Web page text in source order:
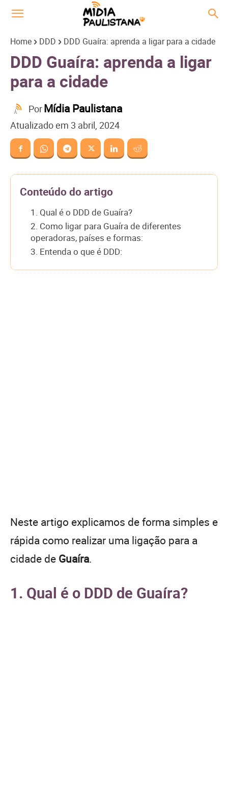
Home DDD DDD Guaíra: aprenda a ligar para a cidade
DDD Guaíra: aprenda a ligar
para a cidade
PorMídia Paulistana
Atualizado em 3 abril, 2024
Conteúdo do artigo
1. Qual é o DDD de Guaíra?
2. Como ligar para Guaíra de diferentes
operadoras, países e formas:
3. Entenda o que é DDD:
Neste artigo explicamos de forma simples e
rápida como realizar uma ligação para a
cidade de Guaíra.
1. Qual é o DDD de Guaíra?